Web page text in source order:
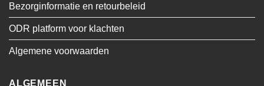
Bezorginformatie en retourbeleid
ODR platform voor klachten
Algemene voorwaarden
ALGEMEEN